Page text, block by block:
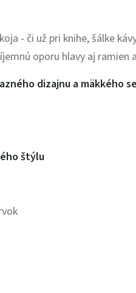
- či už pri knihe, šálke
oporu hlavy aj ramien
dizajnu a mäkkého
štýlu